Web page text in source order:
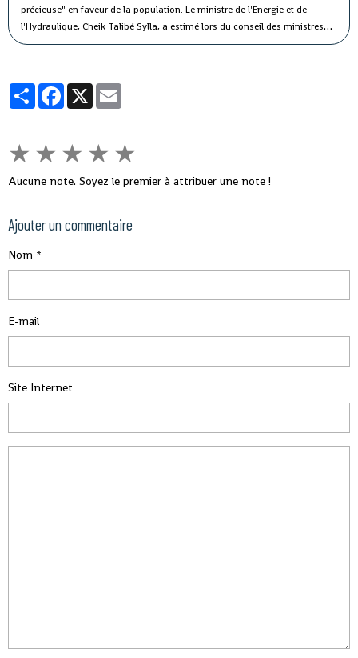
précieuse" en faveur de la population. Le ministre de l'Energie et de
l'Hydraulique, Cheik Talibé Sylla, a estimé lors du conseil des ministres
jeudi que le "potentiel des ressources en eau du pays est estimé à 226
PartagerFacebook
X
★ ★ ★ ★ ★
Aucune note. Soyez le premier à attribuer une note !
Ajouter un commentaire
Nom
E-mail
Site Internet